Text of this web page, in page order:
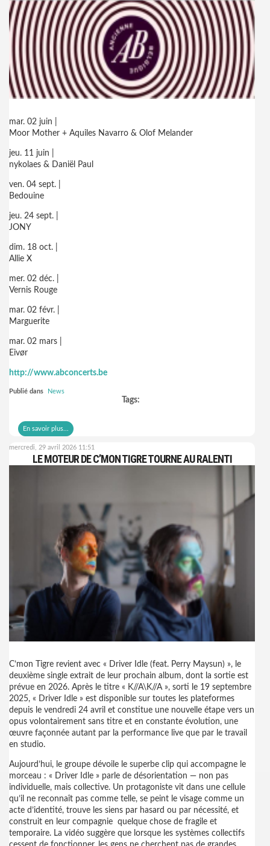
mar. 02 juin |
Moor Mother + Aquiles Navarro & Olof Melander
jeu. 11 juin |
nykolaes & Daniël Paul
ven. 04 sept. |
Bedouine
jeu. 24 sept. |
JONY
dim. 18 oct. |
Allie X
mer. 02 déc. |
Vernis Rouge
mar. 02 févr. |
Marguerite
mar. 02 mars |
Eivør
http://www.abconcerts.be
Publié dans News
Tags:
En savoir plus...
mercredi, 29 avril 2026 11:51
LE MOTEUR DE C’MON TIGRE TOURNE AU RALENTI
C’mon Tigre revient avec « Driver Idle (feat. Perry Maysun) », le
deuxième single extrait de leur prochain album, dont la sortie est
prévue en 2026. Après le titre « K//A\K//A », sorti le 19 septembre
2025, « Driver Idle » est disponible sur toutes les plateformes
depuis le vendredi 24 avril et constitue une nouvelle étape vers un
opus volontairement sans titre et en constante évolution, une
œuvre façonnée autant par la performance live que par le travail
en studio.
Aujourd’hui, le groupe dévoile le superbe clip qui accompagne le
morceau : « Driver Idle » parle de désorientation — non pas
individuelle, mais collective. Un protagoniste vit dans une cellule
qu’il ne reconnaît pas comme telle, se peint le visage comme un
acte d’identité, trouve les siens par hasard ou par nécessité, et
construit en leur compagnie quelque chose de fragile et
temporaire. La vidéo suggère que lorsque les systèmes collectifs